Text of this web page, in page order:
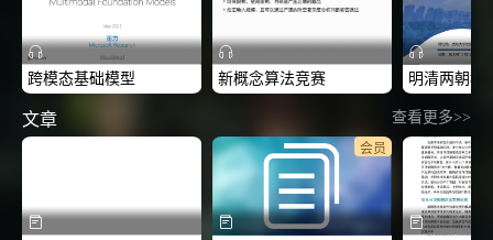
跨模态基础模型 新概念算法竞赛
文章 查看更多>>
会员